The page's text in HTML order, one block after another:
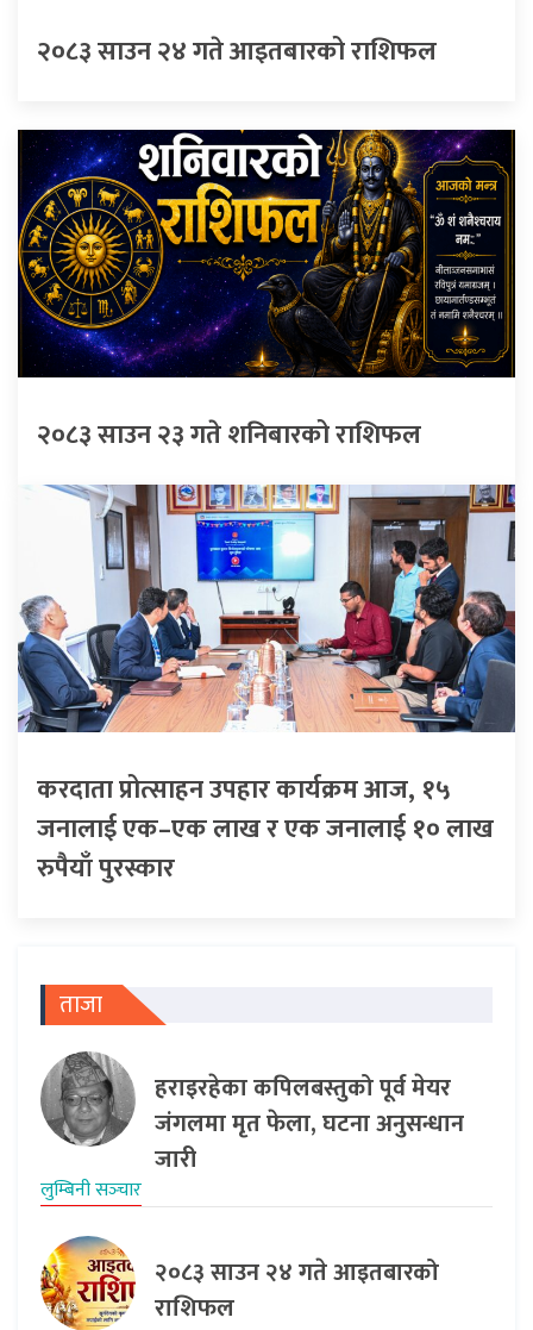
२०८३ साउन २४ गते आइतबारको राशिफल
२०८३ साउन २३ गते शनिबारको राशिफल
करदाता प्रोत्साहन उपहार कार्यक्रम आज, १५
जनालाई एक–एक लाख र एक जनालाई १० लाख
रुपैयाँ पुरस्कार
ताजा
हराइरहेका कपिलबस्तुको पूर्व मेयर
जंगलमा मृत फेला, घटना अनुसन्धान
जारी
लुम्बिनी सञ्‍चार
२०८३ साउन २४ गते आइतबारको
राशिफल